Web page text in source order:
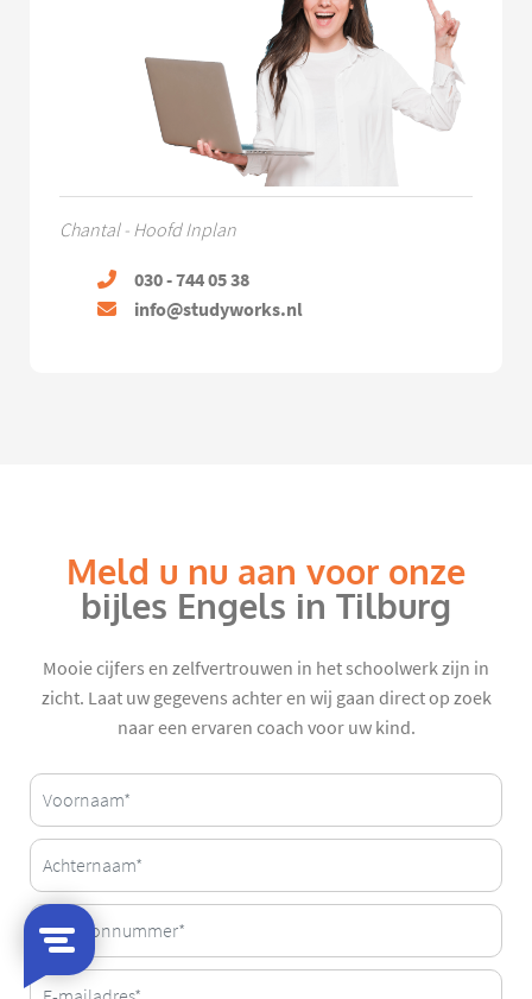
Chantal - Hoofd Inplan
030 - 744 05 38
info@studyworks.nl
Meld u nu aan voor onze
bijles Engels in Tilburg
Mooie cijfers en zelfvertrouwen in het schoolwerk zijn in
zicht. Laat uw gegevens achter en wij gaan direct op zoek
naar een ervaren coach voor uw kind.